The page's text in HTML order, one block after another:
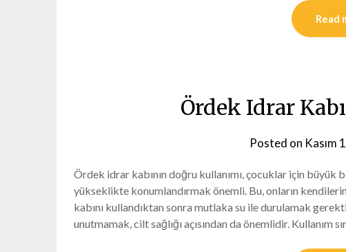
Read
Ördek Idrar
Posted on Kasım
Ördek idrar kabının doğru kullanımı, çocuklar için büyük
yükseklikte konumlandırmak önemli. Bu, onların
kabını kullandıktan sonra mutlaka su ile durulamak
unutmamak, cilt sağlığı açısından da önemlidir. Kullanım